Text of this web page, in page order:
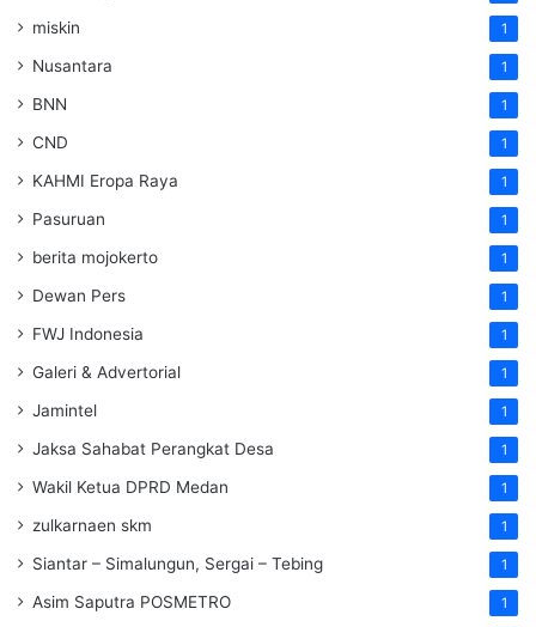
miskin 1
Nusantara 1
BNN 1
CND 1
KAHMI Eropa Raya 1
Pasuruan 1
berita mojokerto 1
Dewan Pers 1
FWJ Indonesia 1
Galeri & Advertorial 1
Jamintel 1
Jaksa Sahabat Perangkat Desa 1
Wakil Ketua DPRD Medan 1
zulkarnaen skm 1
Siantar – Simalungun, Sergai – Tebing 1
Asim Saputra POSMETRO 1